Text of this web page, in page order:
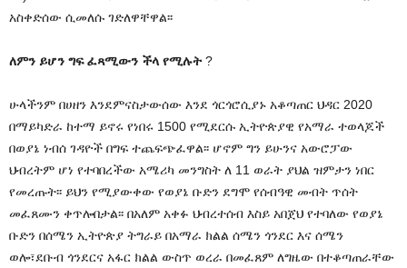
አስቀድሰው ሲመለሱ ገድለዋቸዋል፡፡
ለምን ይሆን ግፍ ፈጻሚውን ችላ የሚሉት?
ሁላችንም በሀዘን እንደምናስታውሰው እንደ ጎርጎሮሲያኑ አቆጣጠር ህዳር 2020
በማይካድራ ከተማ ይኖሩ የነበሩ 1500 የሚደርሱ ኢትዮጵያዊ የአማራ ተወላጆች
በወያኔ ነብሰ ገዳዮች በግፍ ተጨፍጭፈዋል፡፡ ሆኖም ግን ይሁንና አውሮፓው
ህብረትም ሆነ የተባበረችው አሜሪካ መንግስት ለ 11 ወራት ያህል ዝምታን ነበር
የመረጡት፡፡ ይህን የሚያውቀው የወያኔ ቡድን ደግሞ የሰብዓዊ መብት ጥሰት
መፈጸሙን ቀጥሎበታል፡፡ በአለም አቀፉ ህብረተሰብ እስይ አበጀህ የተባለው የወያኔ
ቡድን በሰሜን ኢትዮጵያ ትግራይ በአማራ ክልል ሰሜን ጎንደር እና ሰሜን
ወሎ፣ደቡብ ጎንደርና አፋር ክልል ውስጥ ወረራ በመፈጸም ለግዜው በተቆጣጠራቸው